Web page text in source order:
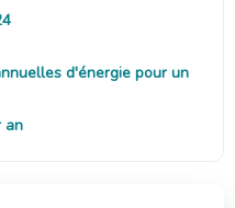
d'énergie pour un
an